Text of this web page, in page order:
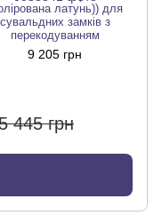
латунь)) для
сувальдних замків з
перекодуванням
9 205 грн
445 грн